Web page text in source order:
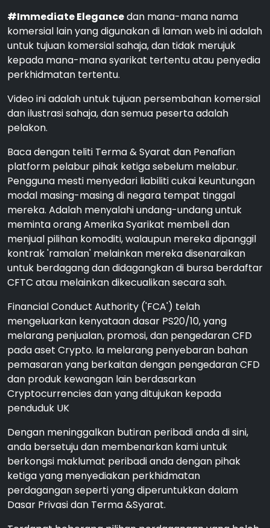
#Immediate Elegancedan mana-mana nama
komersial lain yang digunakan di laman web ini adalah
untuk tujuan komersial sahaja, dan tidak merujuk
kepada mana-mana syarikat tertentu atau penyedia
perkhidmatan tertentu.
Video ini adalah untuk tujuan persembahan komersial
dan ilustrasi sahaja, dan semua peserta adalah
pelakon.
Baca dengan teliti Terma & Syarat dan Penafian
platform pelabur pihak ketiga sebelum melabur.
Pengguna mesti menyedari liabiliti cukai keuntungan
modal masing-masing di negara tempat tinggal
mereka. Adalah menyalahi undang-undang untuk
meminta orang Amerika Syarikat membeli dan
menjual pilihan komoditi, walaupun mereka dipanggil
kontrak 'ramalan' melainkan mereka disenaraikan
untuk berdagang dan didagangkan di bursa berdaftar
CFTC atau melainkan dikecualikan secara sah.
Financial Conduct Authority ('FCA') telah
mengeluarkan kenyataan dasar PS20/10, yang
melarang penjualan, promosi, dan pengedaran CFD
pada aset Crypto. Ia melarang penyebaran bahan
pemasaran yang berkaitan dengan pengedaran CFD
dan produk kewangan lain berdasarkan
Cryptocurrencies dan yang ditujukan kepada
penduduk UK
Dengan meninggalkan butiran peribadi anda di sini,
anda bersetuju dan membenarkan kami untuk
berkongsi maklumat peribadi anda dengan pihak
ketiga yang menyediakan perkhidmatan
perdagangan seperti yang diperuntukkan dalam
Dasar Privasi dan Terma &Syarat.